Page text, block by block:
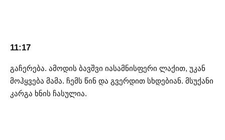
11:17
გაჩერება. ამოდის ბავშვი იასამნისფერი ლაქით, უკან
მოჰყვება მამა. ჩემს წინ და გვერდით სხდებიან. მსუქანი
კარგა ხნის ჩასულია.